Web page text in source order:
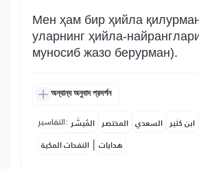
Мен ҳам бир ҳийла
уларнинг ҳийла-
муносиб жазо берурман).
অন্যান্য অনুবাদ প্রদর্শন
التفاسير: المُيسَّر المختصر السعدي ابن كثير
النفحات المكية | هدايات